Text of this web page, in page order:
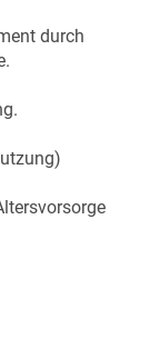
durch